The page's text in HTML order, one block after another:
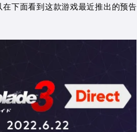
下面看到这款游戏最近推出的预告